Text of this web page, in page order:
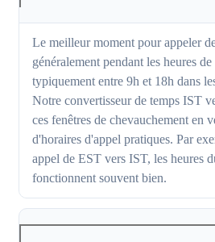
Le meilleur moment pour appeler
généralement pendant les heures
typiquement entre 9h et 18h dans
Notre convertisseur de temps IST
ces fenêtres de chevauchement en
d'horaires d'appel pratiques. Par
appel de EST vers IST, les heures
fonctionnent souvent bien.